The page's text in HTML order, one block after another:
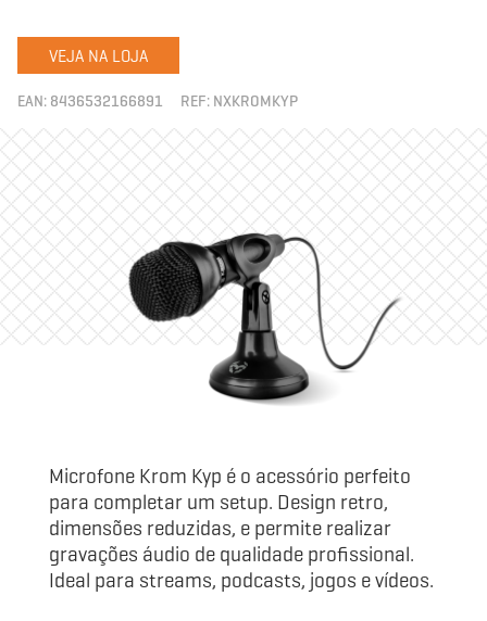
VEJA NA LOJA
EAN: 8436532166891 REF: NXKROMKYP
Microfone Krom Kyp é o acessório perfeito
para completar um setup. Design retro,
dimensões reduzidas, e permite realizar
gravações áudio de qualidade profissional.
Ideal para streams, podcasts, jogos e vídeos.